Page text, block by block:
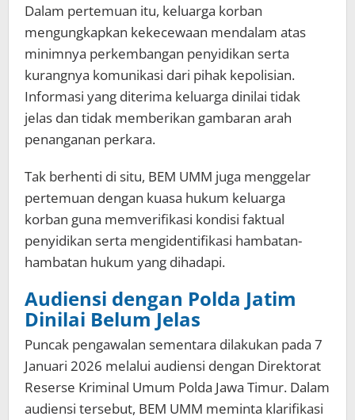
Dalam pertemuan itu, keluarga korban
mengungkapkan kekecewaan mendalam atas
minimnya perkembangan penyidikan serta
kurangnya komunikasi dari pihak kepolisian.
Informasi yang diterima keluarga dinilai tidak
jelas dan tidak memberikan gambaran arah
penanganan perkara.
Tak berhenti di situ, BEM UMM juga menggelar
pertemuan dengan kuasa hukum keluarga
korban guna memverifikasi kondisi faktual
penyidikan serta mengidentifikasi hambatan-
hambatan hukum yang dihadapi.
Audiensi dengan Polda Jatim
Dinilai Belum Jelas
Puncak pengawalan sementara dilakukan pada 7
Januari 2026 melalui audiensi dengan Direktorat
Reserse Kriminal Umum Polda Jawa Timur. Dalam
audiensi tersebut, BEM UMM meminta klarifikasi